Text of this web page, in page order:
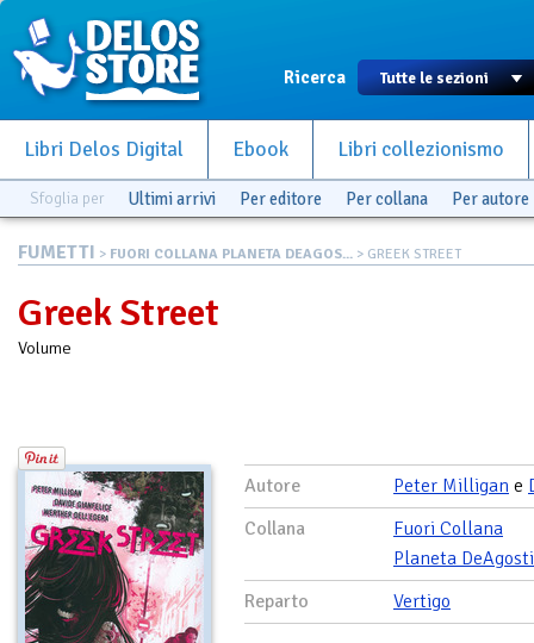
Ricerca
Libri Delos Digital Ebook Libri collezionismo
Sfoglia per Ultimi arrivi Per editore Per collana Per autore
FUMETTI > FUORI COLLANA PLANETA DEAGOS... > GREEK STREET
Greek Street
Volume
Autore Peter Milligan e
Collana
Fuori Collana
Planeta
Reparto
Vertigo